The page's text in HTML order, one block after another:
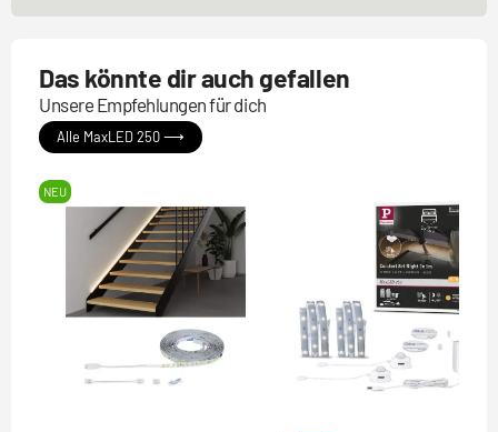
Das könnte dir auch gefallen
Unsere Empfehlungen für dich
Alle MaxLED 250 ⟶
NEU